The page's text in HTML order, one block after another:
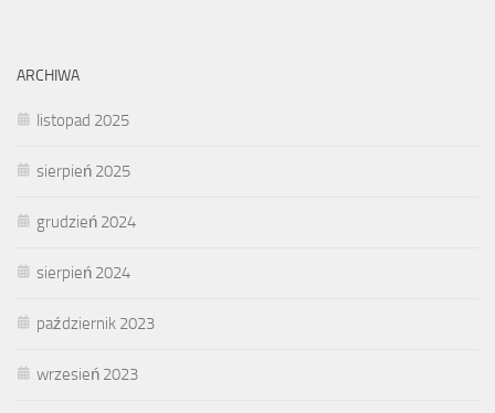
ARCHIWA
listopad 2025
sierpień 2025
grudzień 2024
sierpień 2024
październik 2023
wrzesień 2023